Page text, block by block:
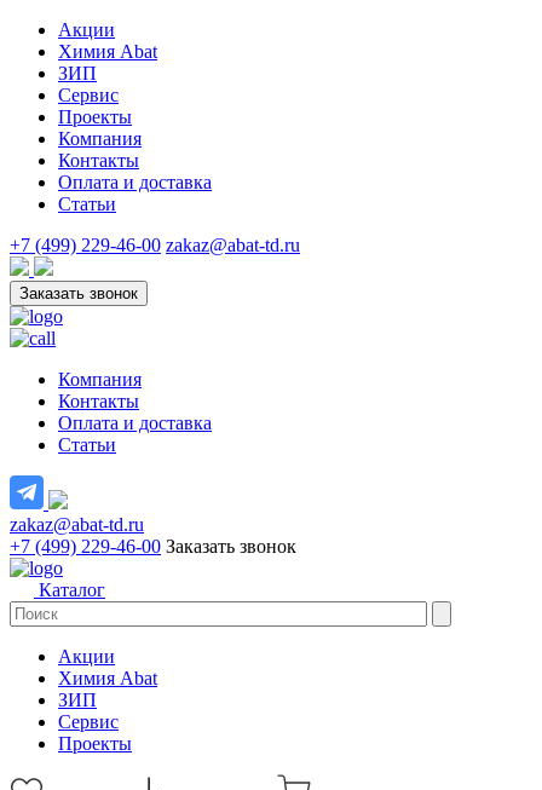
Акции
Химия Abat
ЗИП
Сервис
Проекты
Компания
Контакты
Оплата и доставка
Статьи
+7 (499) 229-46-00 zakaz@abat-td.ru
Заказать звонок
Компания
Контакты
Оплата и доставка
Статьи
zakaz@abat-td.ru
+7 (499) 229-46-00 Заказать звонок
Каталог
Акции
Химия Abat
ЗИП
Сервис
Проекты